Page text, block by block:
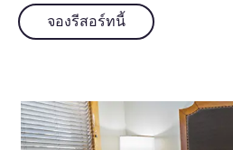
จองรีสอร์ทนี้